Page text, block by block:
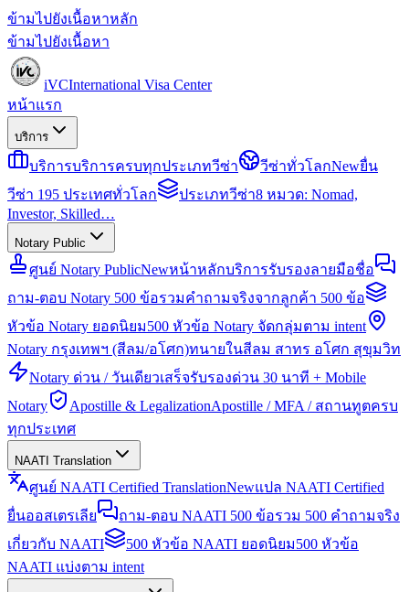
ข้ามไปยังเนื้อหาหลัก
ข้ามไปยังเนื้อหา
iVCInternational Visa Center
หน้าแรก
บริการ
บริการบริการครบทุกประเภทวีซ่า วีซ่าทั่วโลกNewยื่น
วีซ่า 195 ประเทศทั่วโลก
ประเภทวีซ่า8 หมวด: Nomad,
Investor, Skilled…
Notary Public
ศูนย์ Notary PublicNewหน้าหลักบริการรับรองลายมือชื่อ
ถาม-ตอบ Notary 500 ข้อรวมคำถามจริงจากลูกค้า 500 ข้อ
หัวข้อ Notary ยอดนิยม500 หัวข้อ Notary จัดกลุ่มตาม intent
Notary กรุงเทพฯ (สีลม/อโศก)ทนายในสีลม สาทร อโศก สุขุมวิท
Notary ด่วน / วันเดียวเสร็จรับรองด่วน 30 นาที + Mobile
Notary
Apostille & LegalizationApostille / MFA / สถานทูตครบ
ทุกประเทศ
NAATI Translation
ศูนย์ NAATI Certified TranslationNewแปล NAATI Certified
ยื่นออสเตรเลีย
ถาม-ตอบ NAATI 500 ข้อรวม 500 คำถามจริง
เกี่ยวกับ NAATI
500 หัวข้อ NAATI ยอดนิยม500 หัวข้อ
NAATI แบ่งตาม intent